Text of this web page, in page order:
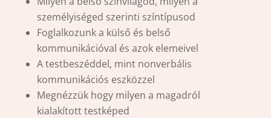
személyiséged szerinti színtípusod
Foglalkozunk a külső és belső
kommunikációval és azok elemeivel
A testbeszéddel, mint nonverbális
kommunikációs eszközzel
Megnézzük hogy milyen a magadról
kialakított testképed